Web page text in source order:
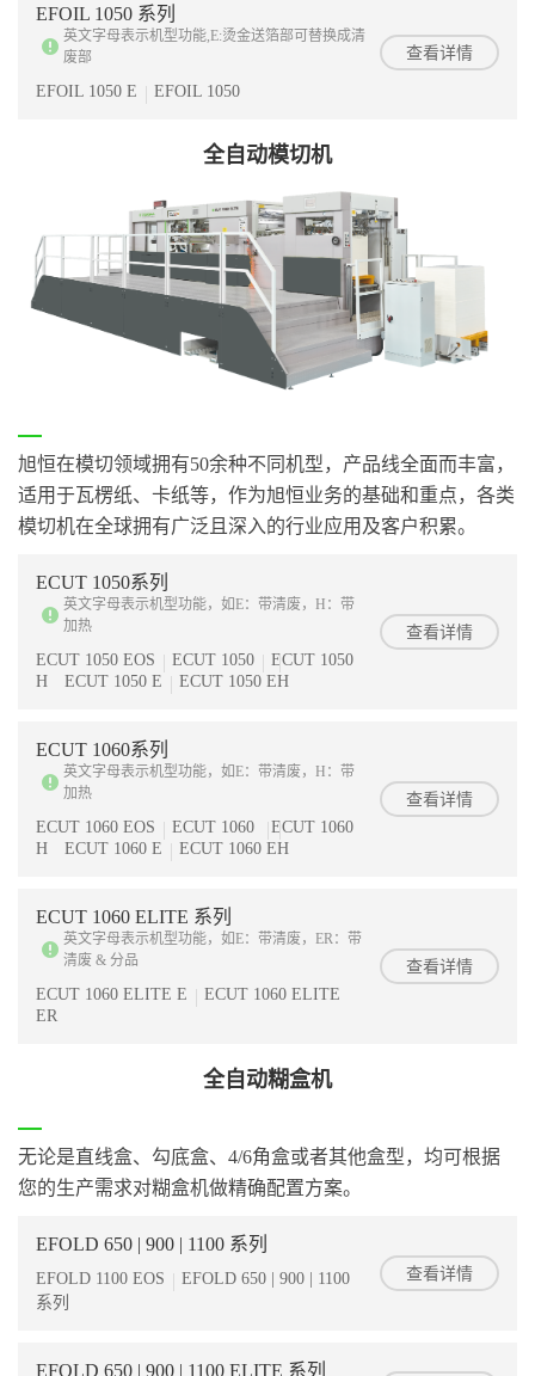
EFOIL 1050 系列
英文字母表示机型功能,E:烫金送箔部可替换成清
废部
EFOIL 1050 E EFOIL 1050
查看详情
全自动模切机
旭恒在模切领域拥有50余种不同机型，产品线全面而丰富，
适用于瓦楞纸、卡纸等，作为旭恒业务的基础和重点，各类
模切机在全球拥有广泛且深入的行业应用及客户积累。
ECUT 1050系列
英文字母表示机型功能，如E：带清废，H：带
加热
ECUT 1050 EOS ECUT 1050
ECUT 1050
H
ECUT 1050 E ECUT 1050 EH
查看详情
ECUT 1060系列
英文字母表示机型功能，如E：带清废，H：带
加热
ECUT 1060 EOS ECUT 1060
ECUT 1060
H
ECUT 1060 E ECUT 1060 EH
查看详情
ECUT 1060 ELITE 系列
英文字母表示机型功能，如E：带清废，ER：带
清废 & 分品
ECUT 1060 ELITE E
ECUT 1060 ELITE
ER
查看详情
全自动糊盒机
无论是直线盒、勾底盒、4/6角盒或者其他盒型，均可根据
您的生产需求对糊盒机做精确配置方案。
EFOLD 650 | 900 | 1100 系列
EFOLD 1100 EOS
EFOLD 650 | 900 | 1100
系列
查看详情
EFOLD 650 | 900 | 1100 ELITE 系列